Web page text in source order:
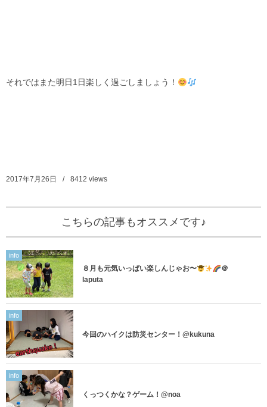
それではまた明日1日楽しく過ごしましょう！
2017年7月26日 8412 views
こちらの記事もオススメです♪
info
８月も元気いっぱい楽しんじゃお〜
＠
laputa
info
今回のハイクは防災センター！@kukuna
info
くっつくかな？ゲーム！@noa